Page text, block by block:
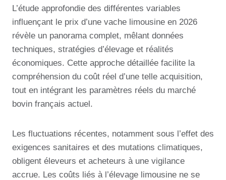
L’étude approfondie des différentes variables
influençant le prix d’une vache limousine en 2026
révèle un panorama complet, mêlant données
techniques, stratégies d’élevage et réalités
économiques. Cette approche détaillée facilite la
compréhension du coût réel d’une telle acquisition,
tout en intégrant les paramètres réels du marché
bovin français actuel.
Les fluctuations récentes, notamment sous l’effet des
exigences sanitaires et des mutations climatiques,
obligent éleveurs et acheteurs à une vigilance
accrue. Les coûts liés à l’élevage limousine ne se